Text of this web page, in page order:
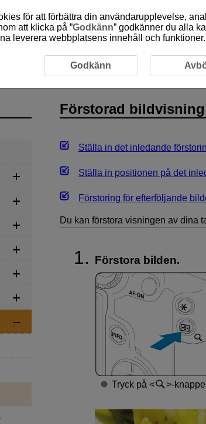
bildvisning
Förstorad bildvisning
Ställa in det inledande
Ställa in positionen på det
Förstoring för efterföljande
Du kan förstora visningen av dina
Förstora bilden.
Tryck på -
för att förbättra din användarupplevelse,
att klicka på ”Godkänn” godkänner du alla
leverera webbplatsens innehåll och
Godkänn